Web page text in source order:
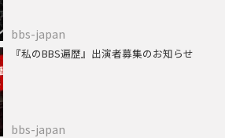
bbs-japan
『私のBBS遍歴』出演者募集のお知らせ
bbs-japan